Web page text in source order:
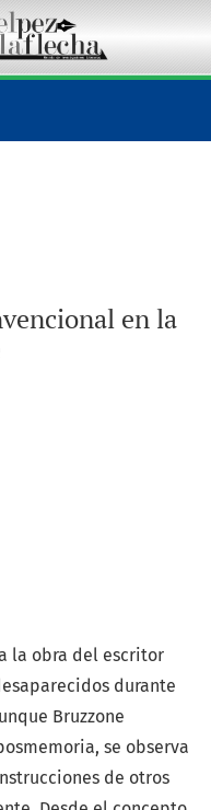
obra de Félix Bruzzone
en la
la obra del escritor
durante
Bruzzone
se observa
de otros